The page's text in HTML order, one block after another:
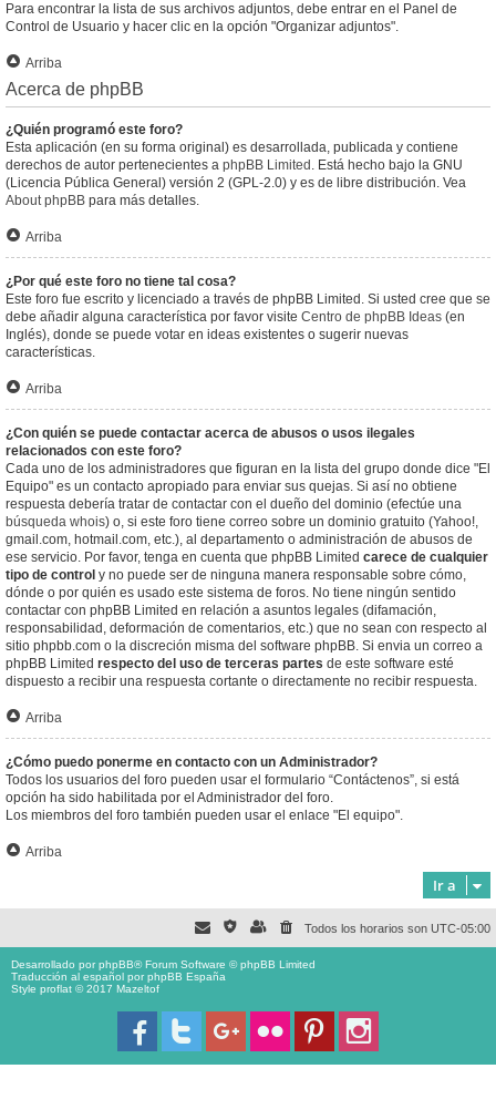
Para encontrar la lista de sus archivos adjuntos, debe entrar en el Panel de
Control de Usuario y hacer clic en la opción "Organizar adjuntos".
Arriba
Acerca de phpBB
¿Quién programó este foro?
Esta aplicación (en su forma original) es desarrollada, publicada y contiene
derechos de autor pertenecientes a phpBB Limited . Está hecho bajo la GNU
(Licencia Pública General) versión 2 (GPL-2.0) y es de libre distribución. Vea
About phpBB para más detalles.
Arriba
¿Por qué este foro no tiene tal cosa?
Este foro fue escrito y licenciado a través de phpBB Limited. Si usted cree que se
debe añadir alguna característica por favor visite Centro de phpBB Ideas (en
Inglés), donde se puede votar en ideas existentes o sugerir nuevas
características.
Arriba
¿Con quién se puede contactar acerca de abusos o usos ilegales
relacionados con este foro?
Cada uno de los administradores que figuran en la lista del grupo donde dice "El
Equipo" es un contacto apropiado para enviar sus quejas. Si así no obtiene
respuesta debería tratar de contactar con el dueño del dominio (efectúe una
búsqueda whois) o, si este foro tiene correo sobre un dominio gratuito (Yahoo!,
gmail.com, hotmail.com, etc.), al departamento o administración de abusos de
ese servicio. Por favor, tenga en cuenta que phpBB Limited carece de cualquier
tipo de control y no puede ser de ninguna manera responsable sobre cómo,
dónde o por quién es usado este sistema de foros. No tiene ningún sentido
contactar con phpBB Limited en relación a asuntos legales (difamación,
responsabilidad, deformación de comentarios, etc.) que no sean con respecto al
sitio phpbb.com o la discreción misma del software phpBB. Si envia un correo a
phpBB Limited respecto del uso de terceras partes de este software esté
dispuesto a recibir una respuesta cortante o directamente no recibir respuesta.
Arriba
¿Cómo puedo ponerme en contacto con un Administrador?
Todos los usuarios del foro pueden usar el formulario “Contáctenos”, si está
opción ha sido habilitada por el Administrador del foro.
Los miembros del foro también pueden usar el enlace "El equipo".
Arriba
Ir a
Todos los horarios son UTC-05:00
Desarrollado porphpBB® Forum Software © phpBB Limited
Traducción al español porphpBB España
Style proflat © 2017 Mazeltof